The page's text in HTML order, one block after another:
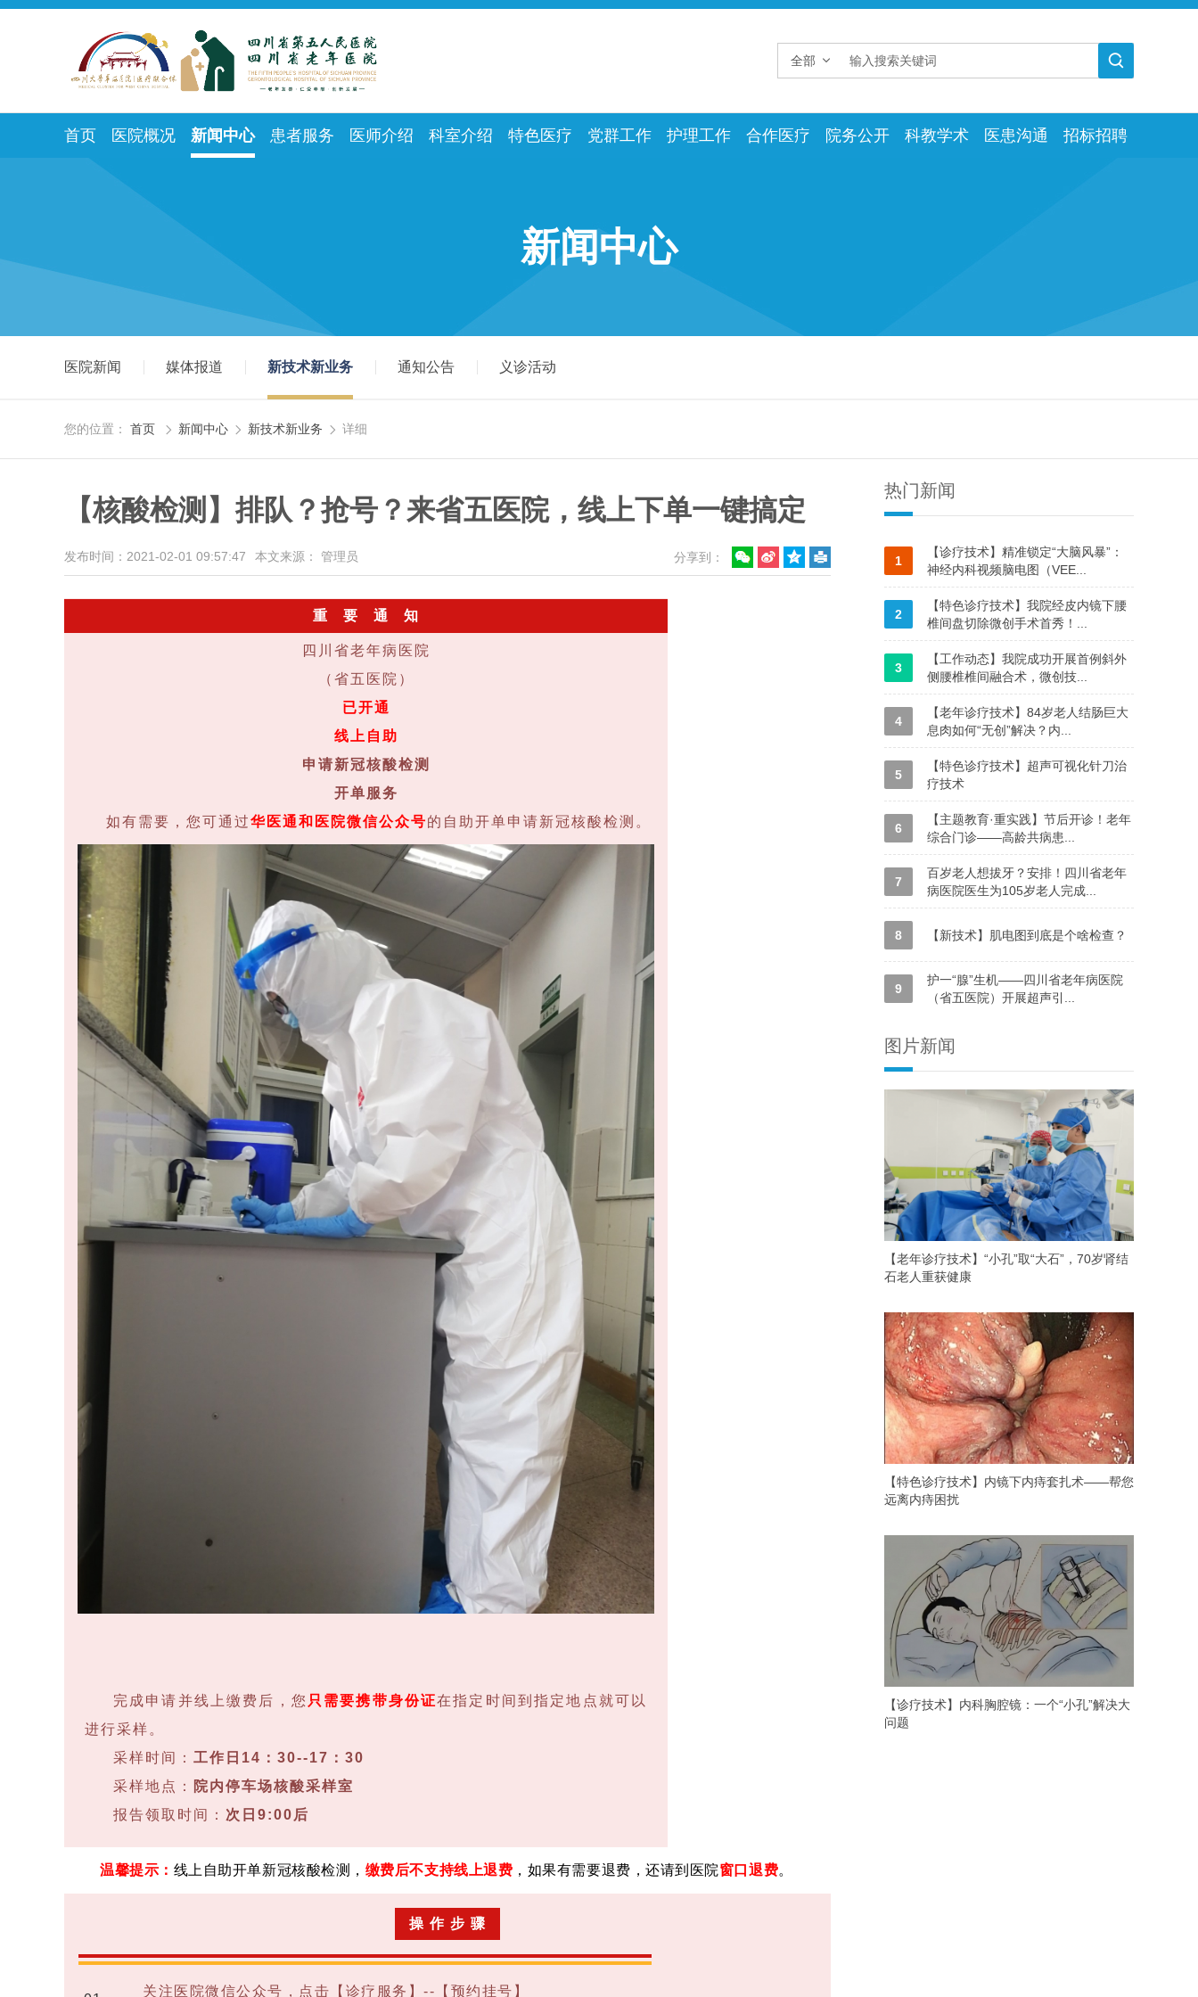
全部 
首页 医院概况 新闻中心 患者服务 医师介绍 科室介绍 特色医疗 党群工作 护理工作 合作医疗 院务公开 科教学术 医患沟通 招标招聘
新闻中心
医院新闻 媒体报道 新技术新业务 通知公告 义诊活动
您的位置： 首页  新闻中心  新技术新业务  详细
【核酸检测】排队？抢号？来省五医院，线上下单一键搞定
发布时间：2021-02-01 09:57:47 本文来源： 管理员 分享到：
重 要 通 知
四川省老年病医院
（省五医院）
已开通
线上自助
申请新冠核酸检测
开单服务
如有需要，您可通过华医通和医院微信公众号的自助开单申请新冠核酸检测。
完成申请并线上缴费后，您 只需要携带身份证在指定时间到指定地点就可以
进行采样。
采样时间： 工作日14： 30--17 ： 30
采样地点：
院内停车场核酸采样室
报告领取时间： 次日9:00后
温馨提示： 线上自助开单新冠核酸检测， 缴费后不支持线上退费 ，如果有需要退费，还请到医院窗口退费。
操 作 步 骤
关注医院微信公众号，点击【诊疗服务】--【预约挂号】
热门新闻
1
【诊疗技术】精准锁定“大脑风暴”：
神经内科视频脑电图（VEE...
2
【特色诊疗技术】我院经皮内镜下腰
椎间盘切除微创手术首秀！...
3
【工作动态】我院成功开展首例斜外
侧腰椎椎间融合术，微创技...
4
【老年诊疗技术】84岁老人结肠巨大
息肉如何“无创”解决？内...
5
【特色诊疗技术】超声可视化针刀治
疗技术
6
【主题教育·重实践】节后开诊！老年
综合门诊——高龄共病患...
7
百岁老人想拔牙？安排！四川省老年
病医院医生为105岁老人完成...
8 【新技术】肌电图到底是个啥检查？
9
护一“腺”生机——四川省老年病医院
（省五医院）开展超声引...
图片新闻
【老年诊疗技术】“小孔”取“大石”，70岁肾结
石老人重获健康
【特色诊疗技术】内镜下内痔套扎术——帮您
远离内痔困扰
【诊疗技术】内科胸腔镜：一个“小孔”解决大
问题